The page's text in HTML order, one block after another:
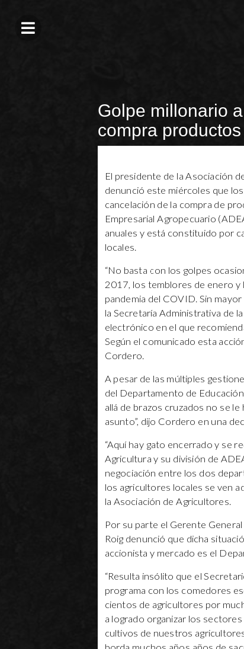
Golpe millonario
compra
El presidente de la Asociación
denunció este miércoles que
cancelación de la compra de
Empresarial Agropecuario
anuales y está constituido por
locales.
“No basta con los golpes
2017, los temblores de enero y
pandemia del COVID. Sin
la Secretaría Administrativa de
electrónico en el que
Según el comunicado esta
Cordero.
A pesar de las múltiples
del Departamento de
allá de brazos cruzados no se
asunto”, dijo Cordero en una
“Aquí hay gato encerrado y se
Agricultura y su división de
negociación entre los dos
los agricultores locales se ven
la Asociación de Agricultores.
Por su parte el Gerente
Roig denunció que dicha
accionista y mercado es el
“Resulta insólito que el
programa con los comedores
cientos de agricultores por
a logrado organizar los
cultivos de nuestros